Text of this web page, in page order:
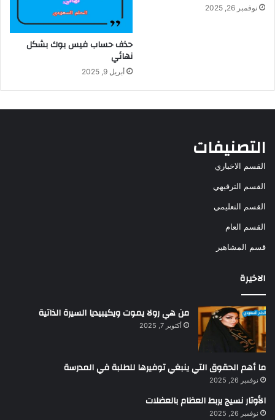
نوفمبر 26, 2025
حذف حساب فيس بوك بشكل
نهائي
أبريل 9, 2025
التصنيفات
القسم الاخباري
القسم الترفيهي
القسم التعليمي
القسم العام
قسم المشاهير
الاخيرة
من هي رولا يموت ويكيبيديا السيرة الذاتية
أكتوبر 7, 2025
ما أهم الحقوق التي ينبغي توفيرها للطلبة في المدرسة
نوفمبر 26, 2025
الأوتار نسيج يربط العظام بالعضلات
نوفمبر 26, 2025